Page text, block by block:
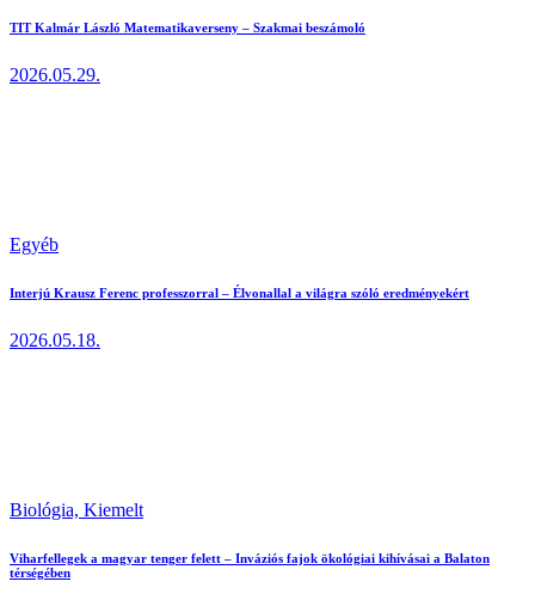
TIT Kalmár László Matematikaverseny – Szakmai beszámoló
2026.05.29.
Egyéb
Interjú Krausz Ferenc professzorral – Élvonallal a világra szóló eredményekért
2026.05.18.
Biológia, Kiemelt
Viharfellegek a magyar tenger felett – Inváziós fajok ökológiai kihívásai a Balaton
térségében